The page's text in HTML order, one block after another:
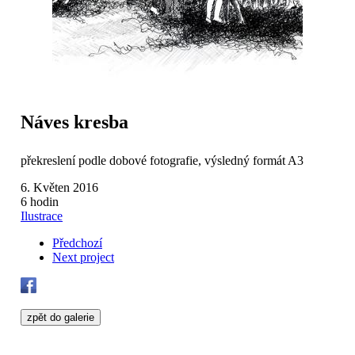
Náves kresba
překreslení podle dobové fotografie, výsledný formát A3
6. Květen 2016
6 hodin
Ilustrace
Předchozí
Next project